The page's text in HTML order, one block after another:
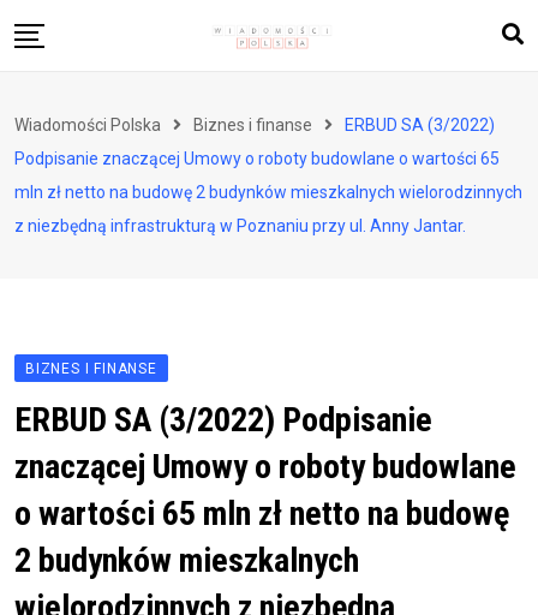
to
Zdrowie i styl życia
Polityka i społeczeństwo
Nauka i technologie
Wiadomości Polska Biznes i finanse
ERBUD SA (3/2022)
Podpisanie znaczącej Umowy o roboty budowlane o wartości 65
mln zł netto na budowę 2 budynków mieszkalnych wielorodzinnych
z niezbędną infrastrukturą w Poznaniu przy ul. Anny Jantar.
BIZNES I FINANSE
ERBUD SA (3/2022) Podpisanie
znaczącej Umowy o roboty budowlane
o wartości 65 mln zł netto na budowę
2 budynków mieszkalnych